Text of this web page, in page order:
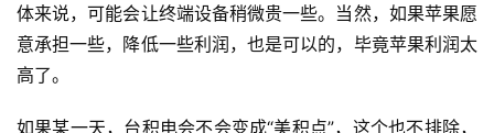
评
测
师
体来说，可能会让终端设备稍微贵一些。当然，如果苹果愿
意承担一些，降低一些利润，也是可以的，毕竟苹果利润太
高了。
如果某一天，台积电会不会变成“美积点”，这个也不排除，